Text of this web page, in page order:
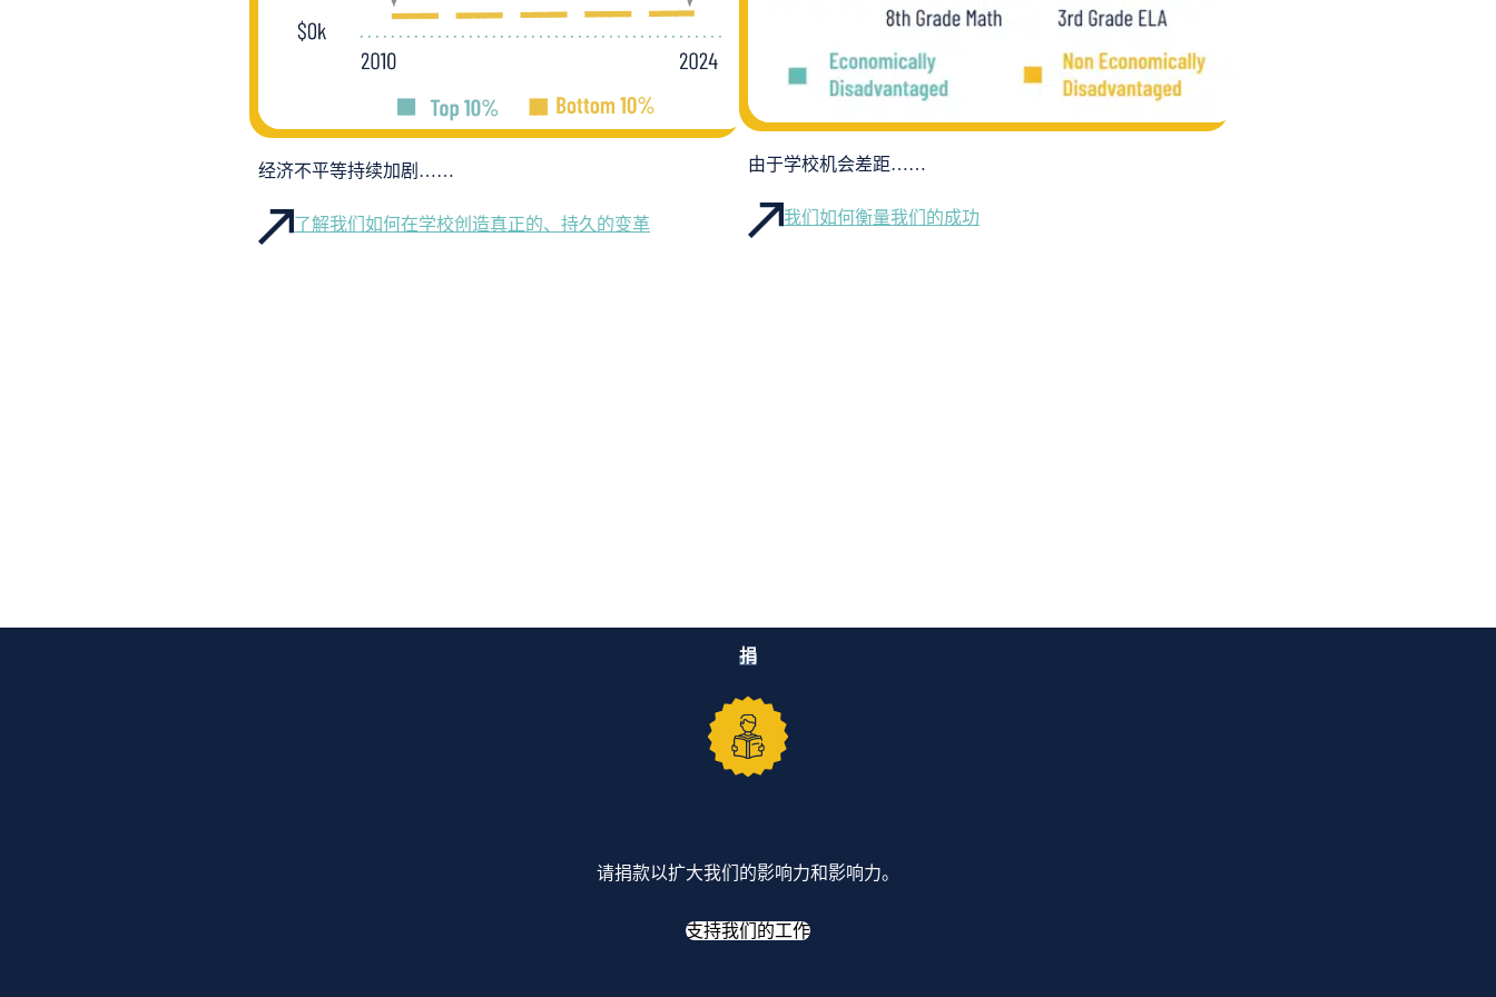
经济不平等持续加剧……
了解我们如何在学校创造真正的、持久的变革
由于学校机会差距……
我们如何衡量我们的成功
捐
请捐款以扩大我们的影响力和影响力。
支持我们的工作